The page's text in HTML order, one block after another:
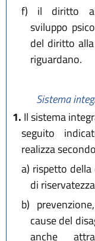
f) il diritto
sviluppo
del diritto
riguardano.
Sistema
1. Il sistema
seguito
realizza
a) rispetto
di
b)
cause del
anche